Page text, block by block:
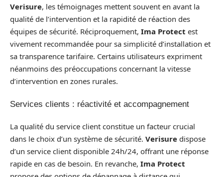
Verisure, les témoignages mettent souvent en avant la
qualité de l’intervention et la rapidité de réaction des
équipes de sécurité. Réciproquement, Ima Protect est
vivement recommandée pour sa simplicité d’installation et
sa transparence tarifaire. Certains utilisateurs expriment
néanmoins des préoccupations concernant la vitesse
d’intervention en zones rurales.
Services clients : réactivité et accompagnement
La qualité du service client constitue un facteur crucial
dans le choix d’un système de sécurité. Verisure dispose
d’un service client disponible 24h/24, offrant une réponse
rapide en cas de besoin. En revanche, Ima Protect